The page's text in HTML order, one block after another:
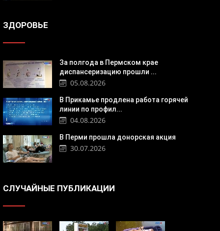
ЗДОРОВЬЕ
За полгода в Пермском крае
диспансеризацию прошли ...
05.08.2026
В Прикамье продлена работа горячей
линии по профил...
04.08.2026
В Перми прошла донорская акция
30.07.2026
СЛУЧАЙНЫЕ ПУБЛИКАЦИИ